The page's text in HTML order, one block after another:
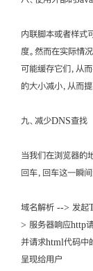
内联脚本或者样式
度。然而在实际情
可能缓存它们，从
的大小减小，从而
九、减少DNS查找
当我们在浏览器的
回车，回车这一瞬
域名解析 --> 发起
> 服务器响应http
并请求html代码中
呈现给用户